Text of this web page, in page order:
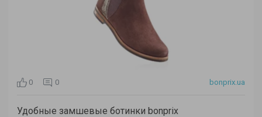
0 0 bonprix.ua
Удобные замшевые ботинки bonprix